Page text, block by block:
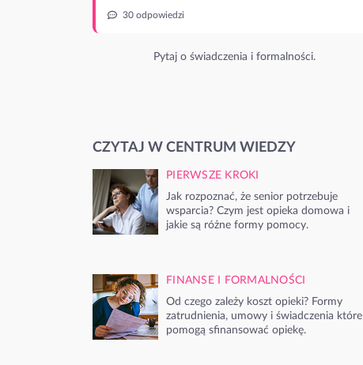
30 odpowiedzi
Pytaj o świadczenia i formalności.
CZYTAJ W CENTRUM WIEDZY
PIERWSZE KROKI
Jak rozpoznać, że senior potrzebuje
wsparcia? Czym jest opieka domowa i
jakie są różne formy pomocy.
FINANSE I FORMALNOŚCI
Od czego zależy koszt opieki? Formy
zatrudnienia, umowy i świadczenia które
pomogą sfinansować opiekę.